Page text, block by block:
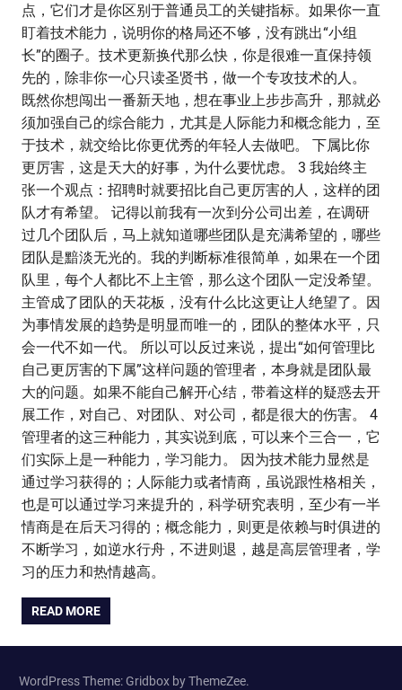
点，它们才是你区别于普通员工的关键指标。如果你一直
盯着技术能力，说明你的格局还不够，没有跳出“小组
长”的圈子。技术更新换代那么快，你是很难一直保持领
先的，除非你一心只读圣贤书，做一个专攻技术的人。
既然你想闯出一番新天地，想在事业上步步高升，那就必
须加强自己的综合能力，尤其是人际能力和概念能力，至
于技术，就交给比你更优秀的年轻人去做吧。 下属比你
更厉害，这是天大的好事，为什么要忧虑。 3 我始终主
张一个观点：招聘时就要招比自己更厉害的人，这样的团
队才有希望。 记得以前我有一次到分公司出差，在调研
过几个团队后，马上就知道哪些团队是充满希望的，哪些
团队是黯淡无光的。我的判断标准很简单，如果在一个团
队里，每个人都比不上主管，那么这个团队一定没希望。
主管成了团队的天花板，没有什么比这更让人绝望了。因
为事情发展的趋势是明显而唯一的，团队的整体水平，只
会一代不如一代。 所以可以反过来说，提出“如何管理比
自己更厉害的下属”这样问题的管理者，本身就是团队最
大的问题。如果不能自己解开心结，带着这样的疑惑去开
展工作，对自己、对团队、对公司，都是很大的伤害。 4
管理者的这三种能力，其实说到底，可以来个三合一，它
们实际上是一种能力，学习能力。 因为技术能力显然是
通过学习获得的；人际能力或者情商，虽说跟性格相关，
也是可以通过学习来提升的，科学研究表明，至少有一半
情商是在后天习得的；概念能力，则更是依赖与时俱进的
不断学习，如逆水行舟，不进则退，越是高层管理者，学
习的压力和热情越高。
READ MORE
WordPress Theme: Gridbox by ThemeZee.